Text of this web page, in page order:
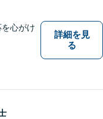
心がけ
詳細を見
る